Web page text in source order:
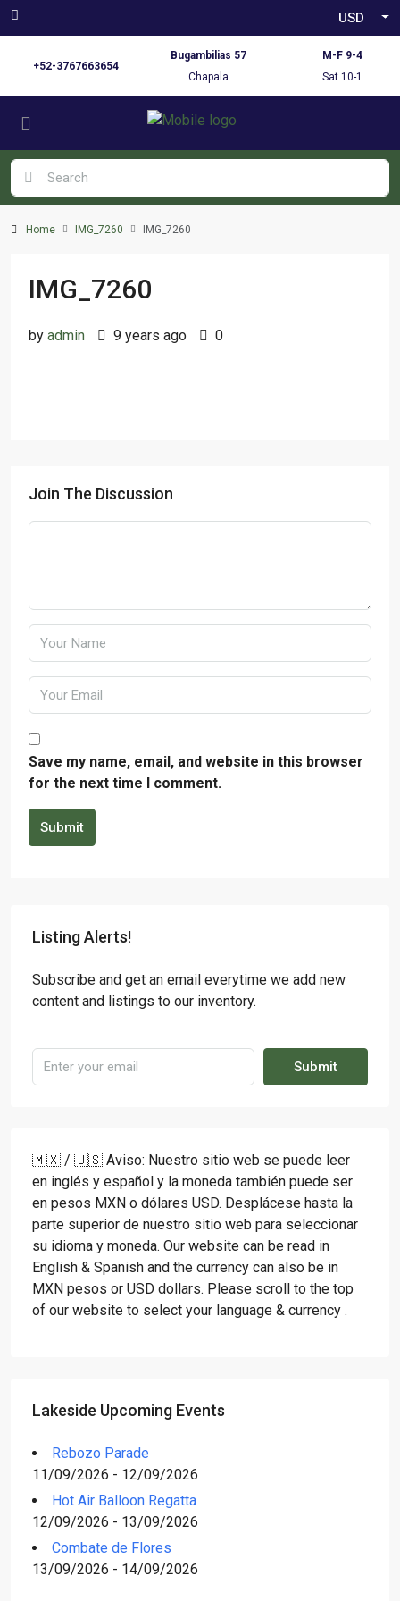
USD
+52-3767663654
Bugambilias 57
Chapala
M-F 9-4
Sat 10-1
Home IMG_7260 IMG_7260
IMG_7260
by admin 9 years ago 0
Join The Discussion
Save my name, email, and website in this browser
for the next time I comment.
Submit
Listing Alerts!
Subscribe and get an email everytime we add new
content and listings to our inventory.
Submit
🇲🇽 / 🇺🇸 Aviso: Nuestro sitio web se puede leer
en inglés y español y la moneda también puede ser
en pesos MXN o dólares USD. Desplácese hasta la
parte superior de nuestro sitio web para seleccionar
su idioma y moneda. Our website can be read in
English & Spanish and the currency can also be in
MXN pesos or USD dollars. Please scroll to the top
of our website to select your language & currency .
Lakeside Upcoming Events
Rebozo Parade
11/09/2026 - 12/09/2026
Hot Air Balloon Regatta
12/09/2026 - 13/09/2026
Combate de Flores
13/09/2026 - 14/09/2026